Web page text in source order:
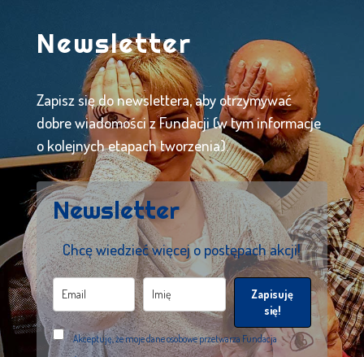
Newsletter
Zapisz się do newslettera, aby otrzymywać
dobre wiadomości z Fundacji (w tym informacje
o kolejnych etapach tworzenia).
Newsletter
Chcę wiedzieć więcej o postępach akcji!
Zapisuję
się!
Akceptuję, że moje dane osobowe przetwarza Fundacja